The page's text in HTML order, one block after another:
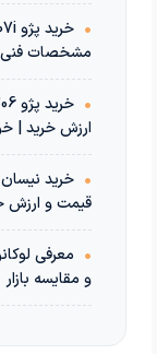
•
مشخصات فنی
•
ارزش خرید |
•
قیمت و ارزش
•
و مقایسه بازار